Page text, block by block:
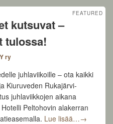
kutsuvat –
tulossa!
FEATURED
ry
juhlaviikoille – ota kaikki
Kiuruveden Rukajärvi-
juhlaviikkojen aikana
Peltohovin alakerran
Lue lisää…→